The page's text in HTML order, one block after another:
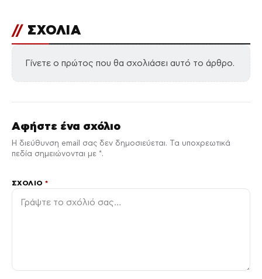
// ΣΧΟΛΙΑ
Γίνετε ο πρώτος που θα σχολιάσει αυτό το άρθρο.
Αφήστε ένα σχόλιο
Η διεύθυνση email σας δεν δημοσιεύεται. Τα υποχρεωτικά
πεδία σημειώνονται με *.
ΣΧΌΛΙΟ*